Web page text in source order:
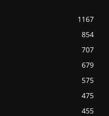
1167
854
707
679
575
475
455